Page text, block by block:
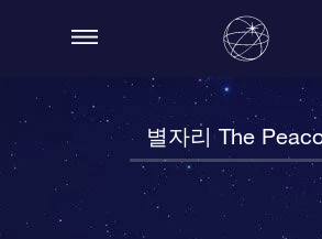
별자리 The